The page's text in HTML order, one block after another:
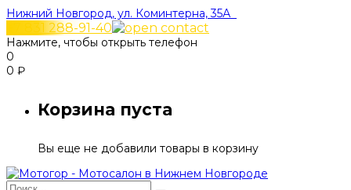
Нижний Новгород, ул. Коминтерна, 35А
+7 831 288-91-40
Нажмите, чтобы открыть телефон
0
0 ₽
Корзина пуста
Вы еще не добавили товары в корзину